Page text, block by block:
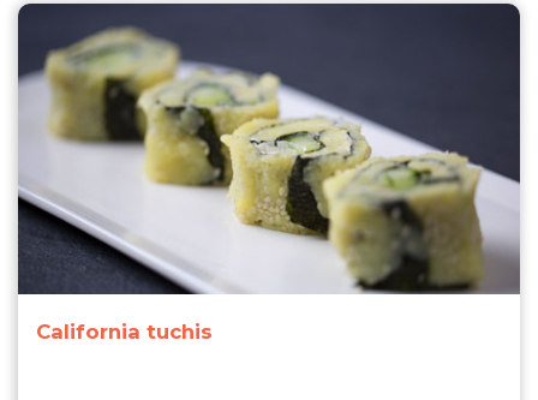
California tuchis